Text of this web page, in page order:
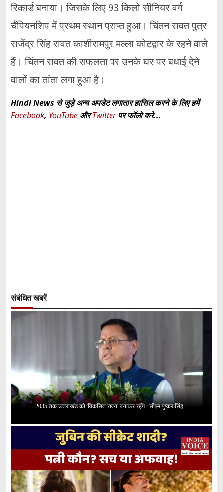
रिकार्ड बनाया। जिसके लिए 93 किलो सीनियर वर्ग
चैंपियनशिप में प्रथम स्थान प्राप्त हुआ। चिंतन रावत पुत्र
राजेंद्र सिंह रावत काशीरामपुर मल्ला कोटद्वार के रहने वाले
हैं। चिंतन रावत की सफलता पर उनके घर पर बधाई देने
वालों का तांता लगा हुआ है।
Hindi News से जुड़े अन्य अपडेट लगातार हासिल करने के लिए हमें
Facebook, YouTube औरTwitterपर फॉलो करे...
संबंधित खबरें
2035 तक उत्तराखंड को 'विकसित राज्य' बनाकर रहेंगे : सीएम पुष्कर सिंह...